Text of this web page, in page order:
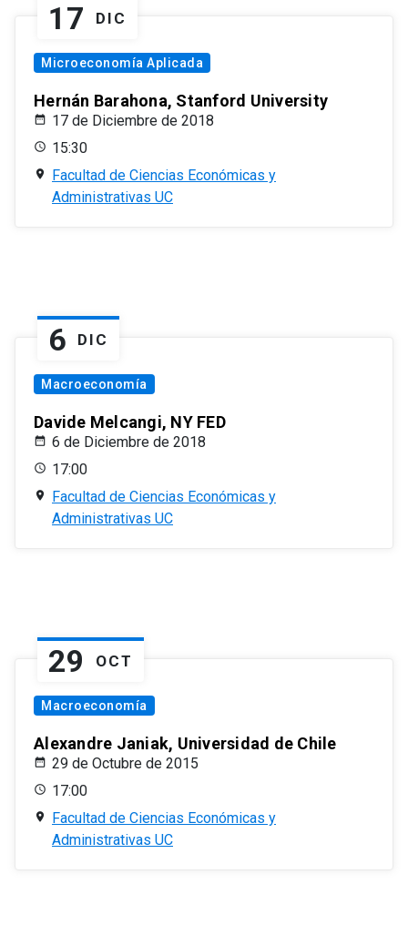
17 DIC
Microeconomía Aplicada
Hernán Barahona, Stanford University
17 de Diciembre de 2018
15:30
Facultad de Ciencias Económicas y
Administrativas UC
6 DIC
Macroeconomía
Davide Melcangi, NY FED
6 de Diciembre de 2018
17:00
Facultad de Ciencias Económicas y
Administrativas UC
29 OCT
Macroeconomía
Alexandre Janiak, Universidad de Chile
29 de Octubre de 2015
17:00
Facultad de Ciencias Económicas y
Administrativas UC